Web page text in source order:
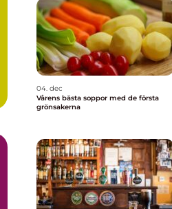
04. dec
Vårens bästa soppor med de första
grönsakerna